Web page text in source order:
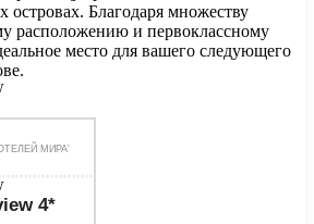
Благодаря множеству
расположению и первоклассному
место для вашего следующего
МИРА'
4*